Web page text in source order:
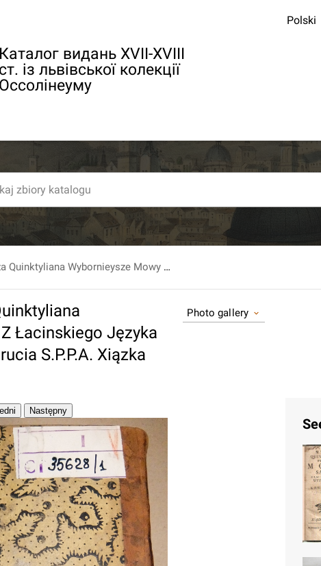
Каталог видань XVII-XVIII
ст. із львівської колекції
Оссолінеуму
Polski
M. Fabiusza Quinktyliana Wybornieysze Mowy Sądowe : Z Łacinskiego Języka Wytłomaczone Przez X.B.M. Sirucia S.P.P.A. Xiązka Pierwsza.
Łacinskiego Języka
S.P.P.A. Xiązka
Photo gallery